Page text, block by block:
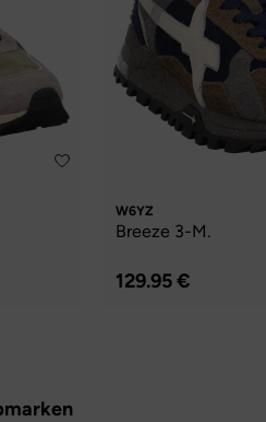
W6YZ
Breeze 3-M.
129.95 €